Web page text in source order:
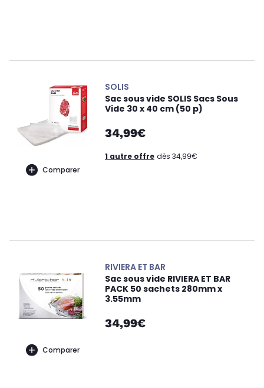
Comparer
SOLIS
Sac sous vide SOLIS Sacs Sous
Vide 30 x 40 cm (50 p)
34,99€
1 autre offre dès 34,99€
Comparer
RIVIERA ET BAR
Sac sous vide RIVIERA ET BAR
PACK 50 sachets 280mm x
3.55mm
34,99€